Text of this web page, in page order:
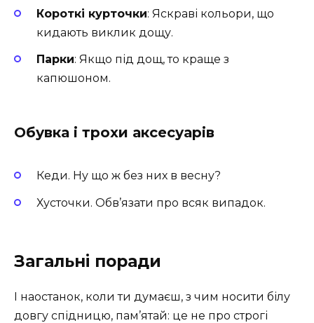
Короткі курточки: Яскраві кольори, що
кидають виклик дощу.
Парки: Якщо під дощ, то краще з
капюшоном.
Обувка і трохи аксесуарів
Кеди. Ну що ж без них в весну?
Хусточки. Обв’язати про всяк випадок.
Загальні поради
І наостанок, коли ти думаєш, з чим носити білу
довгу спідницю, пам’ятай: це не про строгі